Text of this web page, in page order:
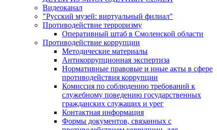
Видеоканал
"Русский музей: виртуальный филиал"
Противодействие терроризму
Оперативный штаб в Смоленской области
Противодействие коррупции
Методические материалы
Антикоррупционная экспертиза
Нормативные правовые и иные акты в сфере
противодействия коррупции
Комиссия по соблюдению требований к
служебному поведению государственных
гражданских служащих и урег
Контактная информация
Формы документов, связанных с